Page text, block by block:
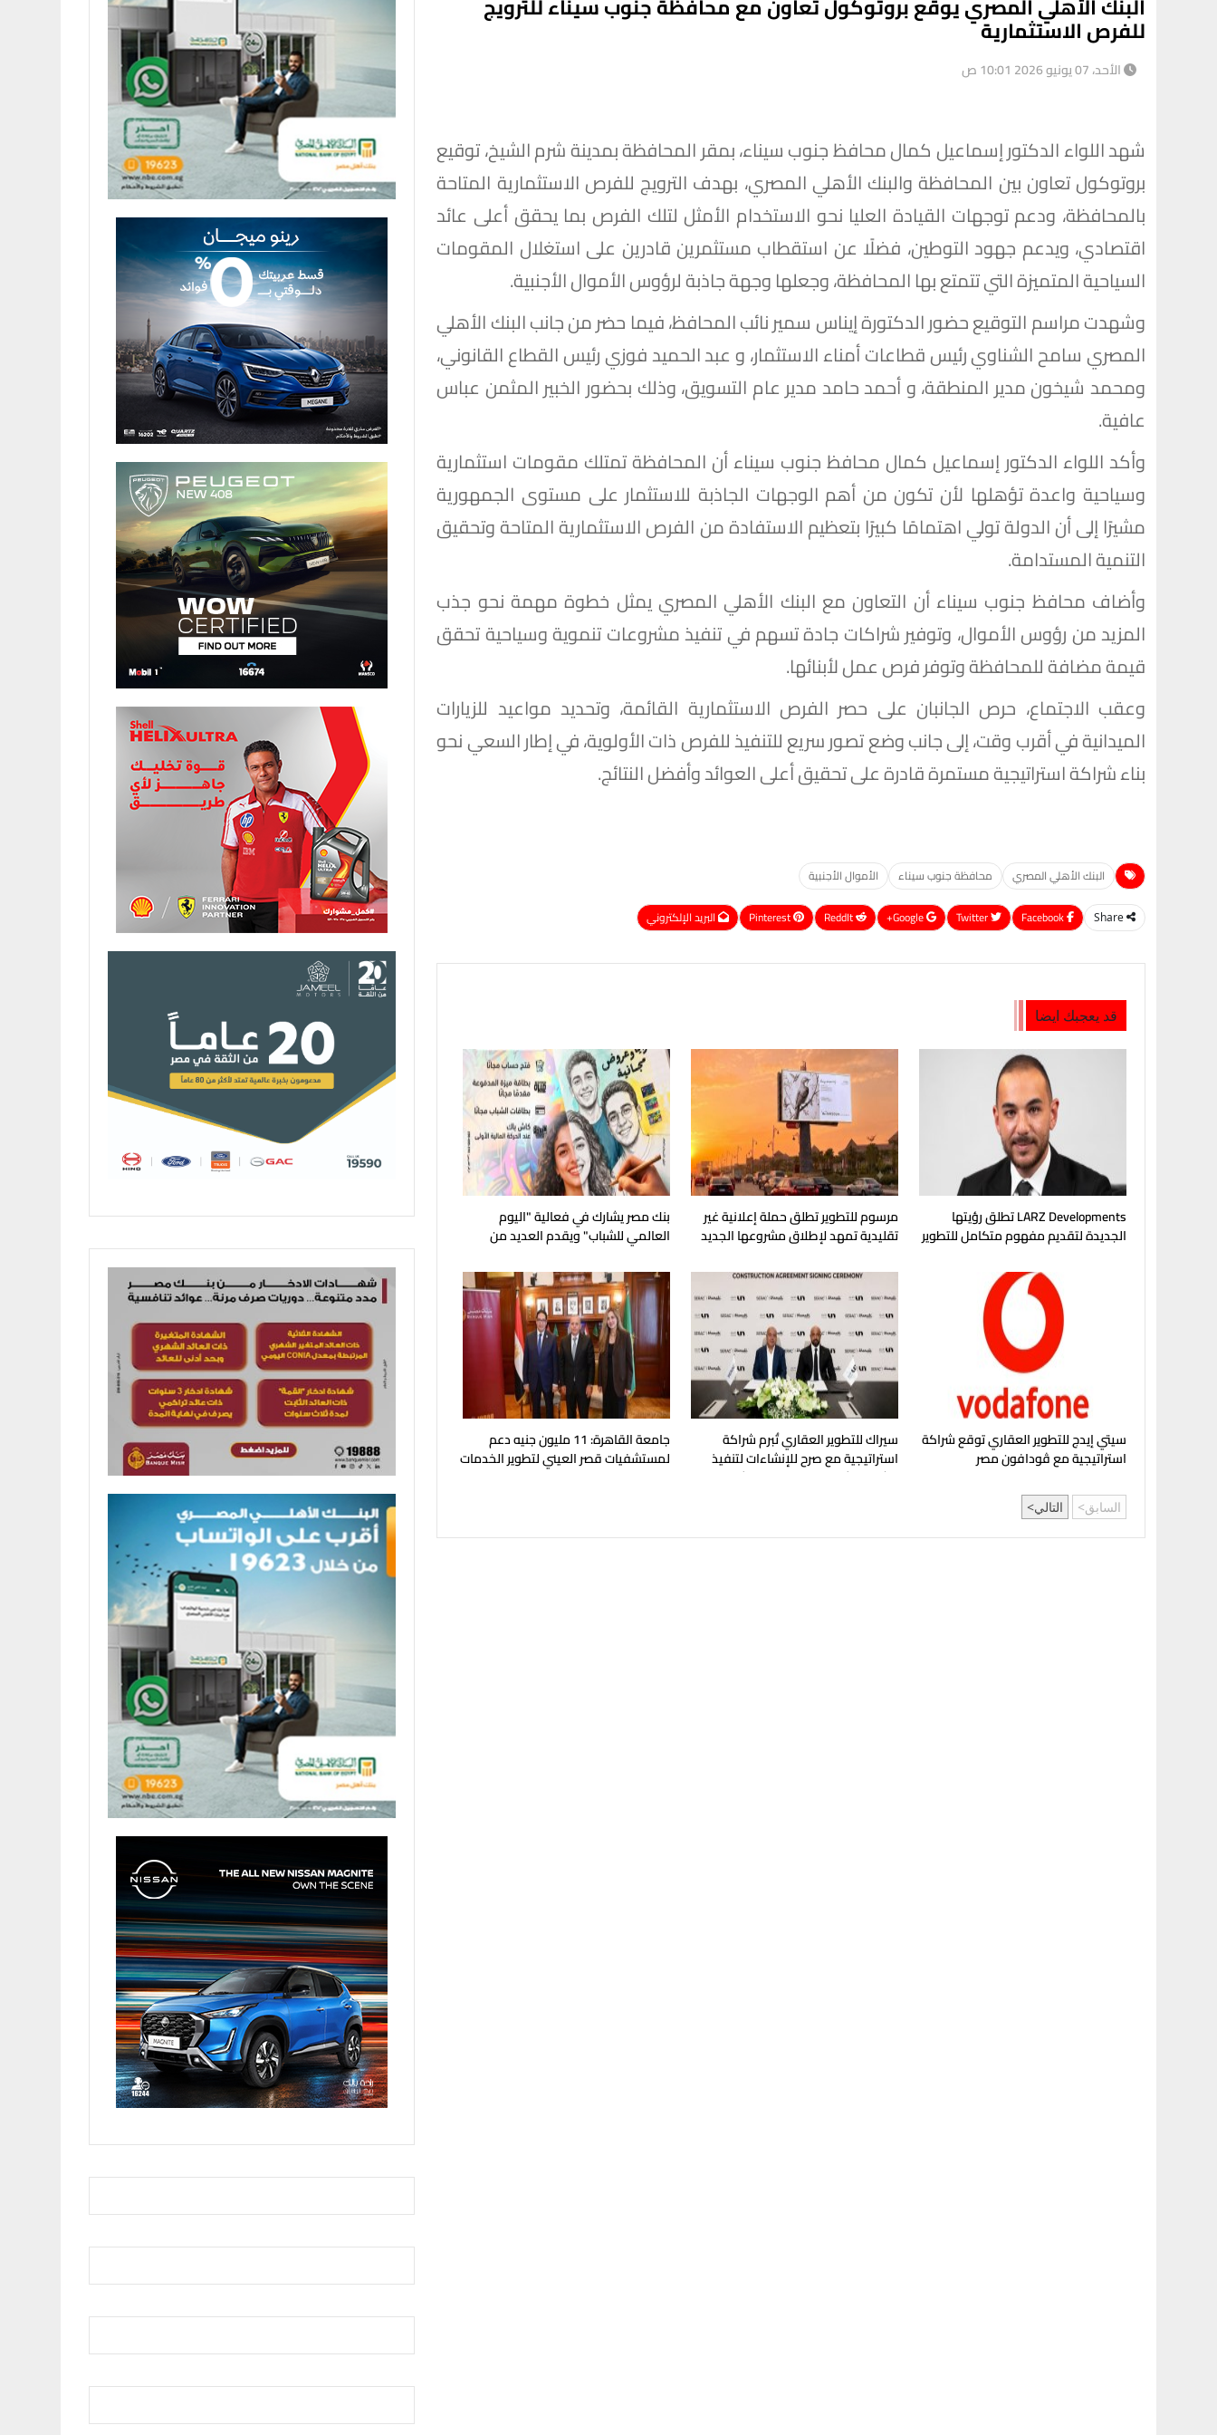
للفرص الاستثمارية
الأحد، 07 يونيو 2026 10:01 ص
شهد اللواء الدكتور إسماعيل كمال محافظ جنوب سيناء، بمقر المحافظة بمدينة شرم الشيخ، توقيع
بروتوكول تعاون بين المحافظة والبنك الأهلي المصري، بهدف الترويج للفرص الاستثمارية المتاحة
بالمحافظة، ودعم توجهات القيادة العليا نحو الاستخدام الأمثل لتلك الفرص بما يحقق أعلى عائد
اقتصادي، ويدعم جهود التوطين، فضلًا عن استقطاب مستثمرين قادرين على استغلال المقومات
السياحية المتميزة التي تتمتع بها المحافظة، وجعلها وجهة جاذبة لرؤوس الأموال الأجنبية.
وشهدت مراسم التوقيع حضور الدكتورة إيناس سمير نائب المحافظ، فيما حضر من جانب البنك الأهلي
المصري سامح الشناوي رئيس قطاعات أمناء الاستثمار، و عبد الحميد فوزي رئيس القطاع القانوني،
ومحمد شيخون مدير المنطقة، و أحمد حامد مدير عام التسويق، وذلك بحضور الخبير المثمن عباس
عافية.
وأكد اللواء الدكتور إسماعيل كمال محافظ جنوب سيناء أن المحافظة تمتلك مقومات استثمارية
وسياحية واعدة تؤهلها لأن تكون من أهم الوجهات الجاذبة للاستثمار على مستوى الجمهورية
مشيرًا إلى أن الدولة تولي اهتمامًا كبيرًا بتعظيم الاستفادة من الفرص الاستثمارية المتاحة وتحقيق
التنمية المستدامة.
وأضاف محافظ جنوب سيناء أن التعاون مع البنك الأهلي المصري يمثل خطوة مهمة نحو جذب
المزيد من رؤوس الأموال، وتوفير شراكات جادة تسهم في تنفيذ مشروعات تنموية وسياحية تحقق
قيمة مضافة للمحافظة وتوفر فرص عمل لأبنائها.
وعقب الاجتماع، حرص الجانبان على حصر الفرص الاستثمارية القائمة، وتحديد مواعيد للزيارات
الميدانية في أقرب وقت، إلى جانب وضع تصور سريع للتنفيذ للفرص ذات الأولوية، في إطار السعي نحو
بناء شراكة استراتيجية مستمرة قادرة على تحقيق أعلى العوائد وأفضل النتائج.
البنك الأهلي المصري محافظة جنوب سيناء الأموال الأجنبية
Share
Google+
ReddIt
Pinterest البريد الإلكتروني
قد يعجبك ايضا
LARZ Developments تطلق رؤيتها
الجديدة لتقديم مفهوم متكامل للتطوير
مرسوم للتطوير تطلق حملة إعلانية غير
تقليدية تمهد لإطلاق مشروعها الجديد
بنك مصر يشارك في فعالية "اليوم
العالمي للشباب" ويقدم العديد من
العروض المجانية
سيتي إيدج للتطوير العقاري توقع شراكة
استراتيجية مع ڤودافون مصر
سيراك للتطوير العقاري تُبرم شراكة
استراتيجية مع صرح للإنشاءات لتنفيذ
مشروع "شماسي" بالساحل الشمالي
جامعة القاهرة: 11 مليون جنيه دعم
لمستشفيات قصر العيني لتطوير الخدمات
السابق التالي